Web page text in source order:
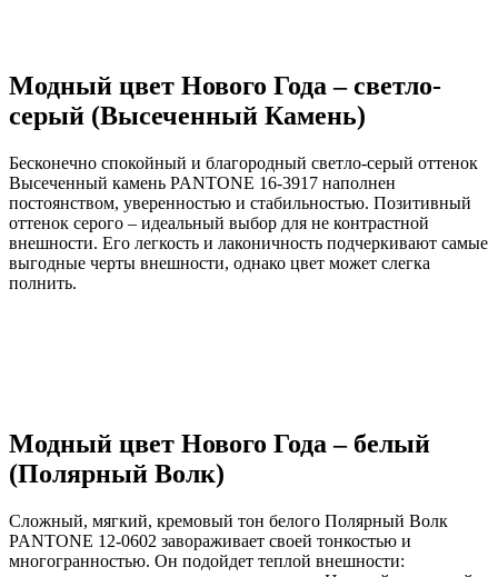
Модный цвет Нового Года – светло-
серый (Высеченный Камень)
Бесконечно спокойный и благородный светло-серый оттенок
Высеченный камень PANTONE 16-3917 наполнен
постоянством, уверенностью и стабильностью. Позитивный
оттенок серого – идеальный выбор для не контрастной
внешности. Его легкость и лаконичность подчеркивают самые
выгодные черты внешности, однако цвет может слегка
полнить.
Модный цвет Нового Года – белый
(Полярный Волк)
Сложный, мягкий, кремовый тон белого Полярный Волк
PANTONE 12-0602 завораживает своей тонкостью и
многогранностью. Он подойдет теплой внешности: